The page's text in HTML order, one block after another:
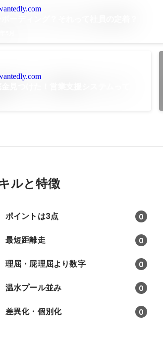
ルと特徴
ポイントは3点 0
最短距離走 0
理屈・屁理屈より数字 0
温水プール並み 0
差異化・個別化 0